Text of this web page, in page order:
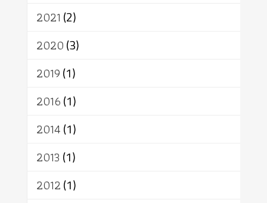
อัตถะ
เทวดา
2021 (2)
2020(3)
2019(1)
2016(1)
2014(1)
2013 (1)
2012(1)